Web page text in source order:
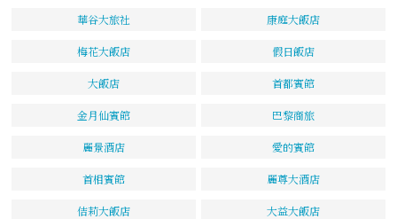
華谷大旅社 康庭大飯店
梅花大飯店 假日飯店
大飯店 首都賓館
金月仙賓館 巴黎商旅
麗景酒店 愛的賓館
首相賓館 麗尊大酒店
佶莉大飯店 大益大飯店